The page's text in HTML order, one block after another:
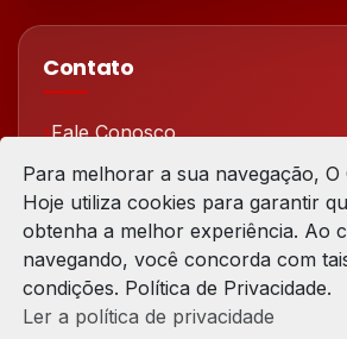
Contato
Fale Conosco
Redes Sociais
Para melhorar a sua navegação, O
Hoje utiliza cookies para garantir
obtenha a melhor experiência. Ao
navegando, você concorda com
condições. Política de Privacidade.
Ler a política de privacidade